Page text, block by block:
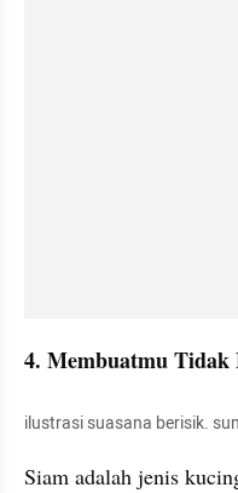
4. Membuatmu Tidak
ilustrasi suasana berisik.
Siam adalah jenis